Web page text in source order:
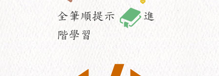
全筆順提示
進
階學習